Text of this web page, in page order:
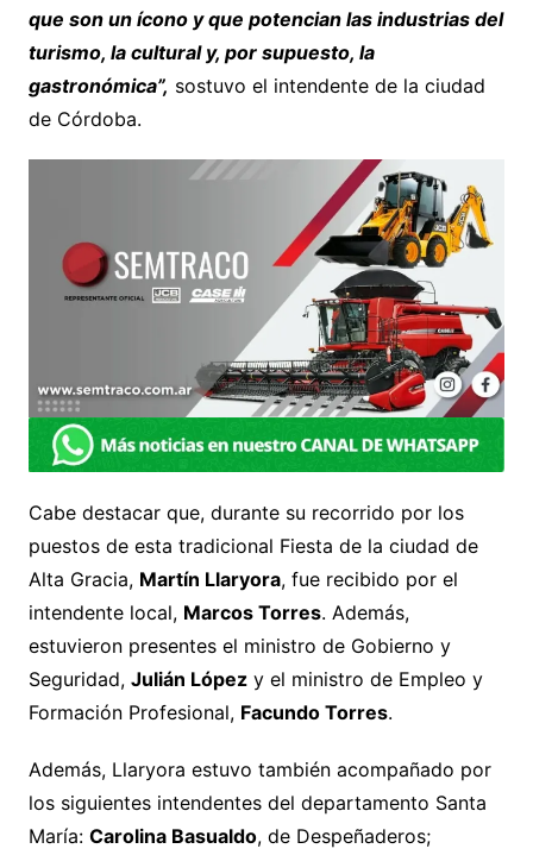
que son un ícono y que potencian las industrias del
turismo, la cultural y, por supuesto, la
gastronómica”, sostuvo el intendente de la ciudad
de Córdoba.
Cabe destacar que, durante su recorrido por los
puestos de esta tradicional Fiesta de la ciudad de
Alta Gracia, Martín Llaryora, fue recibido por el
intendente local, Marcos Torres. Además,
estuvieron presentes el ministro de Gobierno y
Seguridad, Julián Lópezy el ministro de Empleo y
Formación Profesional, Facundo Torres.
Además, Llaryora estuvo también acompañado por
los siguientes intendentes del departamento Santa
María: Carolina Basualdo, de Despeñaderos;